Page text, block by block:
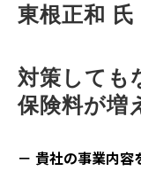
東根正和 氏
対策しても
保険料が増
－ 貴社の事業内容